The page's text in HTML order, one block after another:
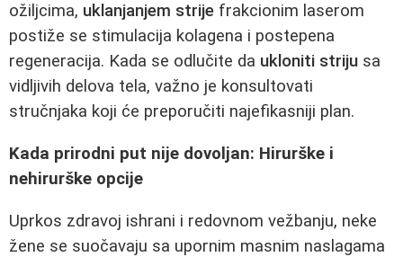
ožiljcima, uklanjanjem strije frakcionim laserom
postiže se stimulacija kolagena i postepena
regeneracija. Kada se odlučite da ukloniti striju sa
vidljivih delova tela, važno je konsultovati
stručnjaka koji će preporučiti najefikasniji plan.
Kada prirodni put nije dovoljan: Hirurške i
nehirurške opcije
Uprkos zdravoj ishrani i redovnom vežbanju, neke
žene se suočavaju sa upornim masnim naslagama